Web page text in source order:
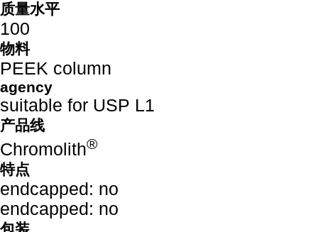
质量水平
100
物料
PEEK column
agency
suitable for USP L1
产品线
Chromolith®
特点
endcapped: no
endcapped: no